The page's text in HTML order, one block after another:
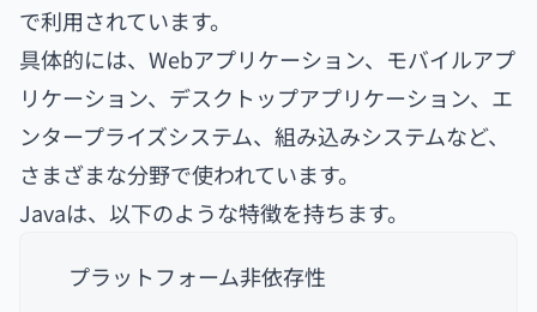
で利用されています。
具体的には、Webアプリケーション、モバイルアプ
リケーション、デスクトップアプリケーション、エ
ンタープライズシステム、組み込みシステムなど、
さまざまな分野で使われています。
Javaは、以下のような特徴を持ちます。
プラットフォーム非依存性